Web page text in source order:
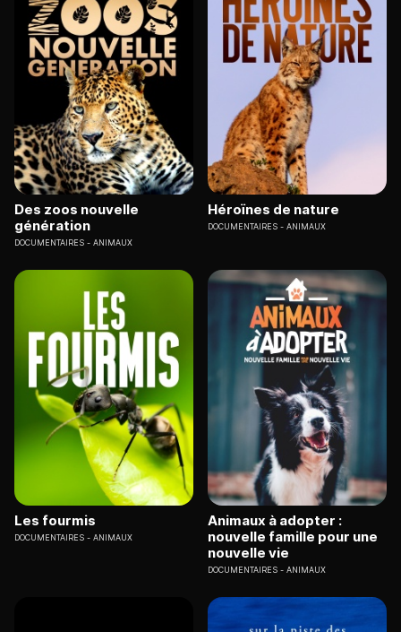
Des zoos nouvelle
génération
DOCUMENTAIRES ANIMAUX
Héroïnes de nature
DOCUMENTAIRES ANIMAUX
Les fourmis
DOCUMENTAIRES ANIMAUX
Animaux à adopter :
nouvelle famille pour une
nouvelle vie
DOCUMENTAIRES ANIMAUX